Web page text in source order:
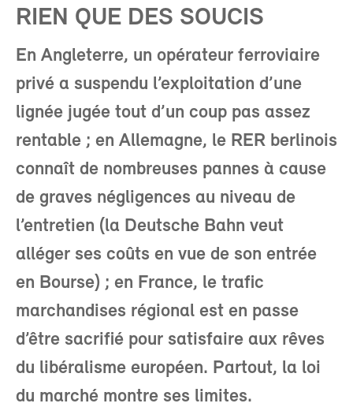
RIEN QUE DES SOUCIS
En Angleterre, un opérateur ferroviaire
privé a suspendu l’exploitation d’une
lignée jugée tout d’un coup pas assez
rentable ; en Allemagne, le RER berlinois
connaît de nombreuses pannes à cause
de graves négligences au niveau de
l’entretien (la Deutsche Bahn veut
alléger ses coûts en vue de son entrée
en Bourse) ; en France, le trafic
marchandises régional est en passe
d’être sacrifié pour satisfaire aux rêves
du libéralisme européen. Partout, la loi
du marché montre ses limites.